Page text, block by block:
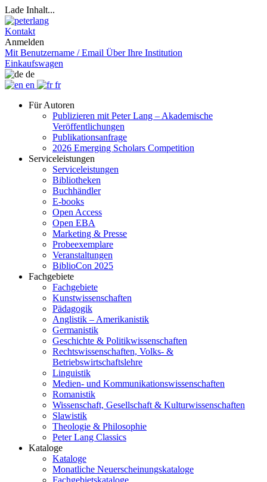
Lade Inhalt...
Kontakt
Anmelden
Mit Benutzername / Email Über Ihre Institution
Einkaufswagen
de
en
fr
Für Autoren
Publizieren mit Peter Lang – Akademische
Veröffentlichungen
Publikationsanfrage
2026 Emerging Scholars Competition
Serviceleistungen
Serviceleistungen
Bibliotheken
Buchhändler
E-books
Open Access
Open EBA
Marketing & Presse
Probeexemplare
Veranstaltungen
BiblioCon 2025
Fachgebiete
Fachgebiete
Kunstwissenschaften
Pädagogik
Anglistik – Amerikanistik
Germanistik
Geschichte & Politikwissenschaften
Rechtswissenschaften, Volks- &
Betriebswirtschaftslehre
Linguistik
Medien- und Kommunikationswissenschaften
Romanistik
Wissenschaft, Gesellschaft & Kulturwissenschaften
Slawistik
Theologie & Philosophie
Peter Lang Classics
Kataloge
Kataloge
Monatliche Neuerscheinungskataloge
Fachgebietskataloge